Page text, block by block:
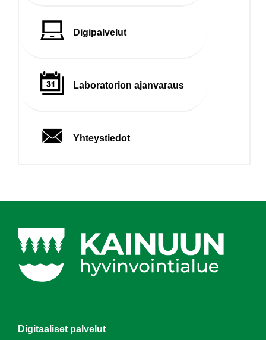
Digipalvelut
Laboratorion ajanvaraus
Yhteystiedot
Digitaaliset palvelut